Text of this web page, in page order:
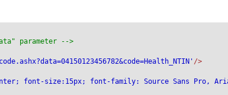
parameter -->
/>
font-size:15px; font-family: Source Sans Pro,